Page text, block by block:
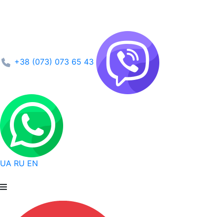
+38 (073) 073 65 43
UA RU EN